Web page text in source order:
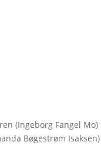
(Ingeborg Fangel
Bøgestrøm